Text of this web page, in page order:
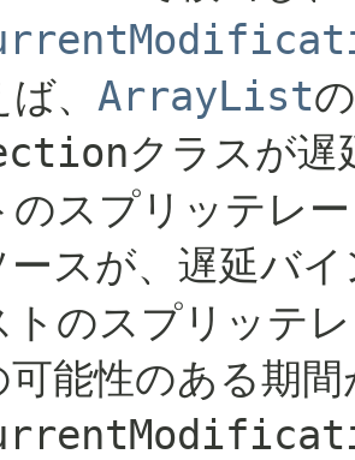
、 ArrayList
クラスが
のスプリッテレ
ースが、遅延バ
トのスプリッテ
可能性のある期